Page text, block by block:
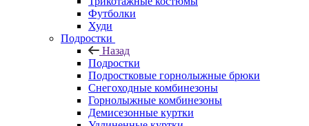
Футболки
Худи
Подростки
Назад
Подростки
Подростковые горнолыжные брюки
Снегоходные комбинезоны
Горнолыжные комбинезоны
Демисезонные куртки